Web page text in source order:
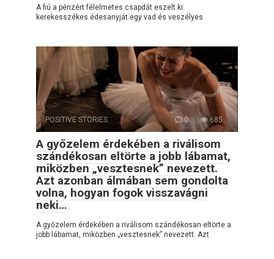
A fiú a pénzért félelmetes csapdát eszelt ki:
kerekesszékes édesanyját egy vad és veszélyes
POSITIVE STORIES 0 685
A győzelem érdekében a riválisom
szándékosan eltörte a jobb lábamat,
miközben „vesztesnek” nevezett.
Azt azonban álmában sem gondolta
volna, hogyan fogok visszavágni
neki…
A győzelem érdekében a riválisom szándékosan eltörte a
jobb lábamat, miközben „vesztesnek” nevezett. Azt